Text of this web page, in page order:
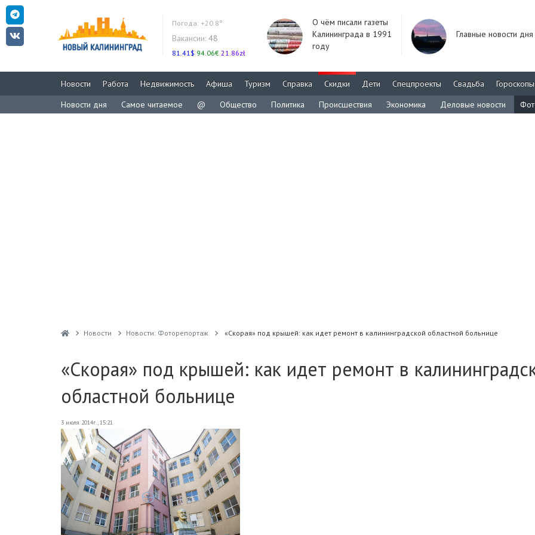
Погода: +20.8°
Вакансии: 48
81.41$ 94.06€ 21.86zł
О чём писали газеты
Калининграда в 1991
году
Главные новости дня
Новости Работа Недвижимость Афиша Туризм Справка Скидки Дети Спецпроекты Свадьба
Гороскопы
Новости дня
Самое читаемое @ Общество Политика Происшествия Экономика Деловые новости
Новости Новости: Фоторепортаж «Скорая» под крышей: как идет ремонт в калининградской областной больнице
«Скорая» под крышей: как идет ремонт в
областной больнице
3 июля 2014г., 15:21